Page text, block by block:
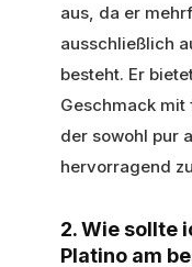
aus, da er
ausschließlich
besteht. Er
Geschmack mit
der sowohl pur
hervorragend
2. Wie sollte
Platino am